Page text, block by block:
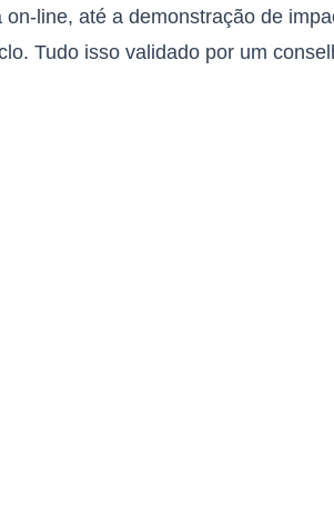
on-line, até a demonstração de
Tudo isso validado por um